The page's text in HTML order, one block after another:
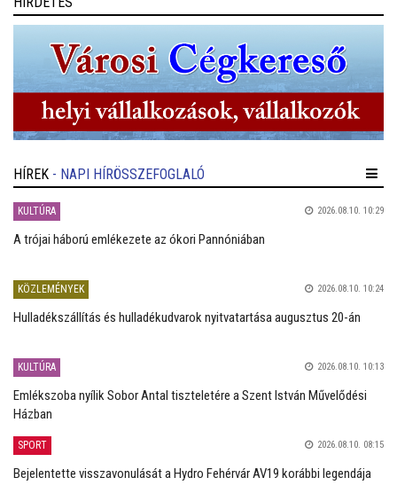
HÍREK - NAPI HÍRÖSSZEFOGLALÓ
KULTÚRA 2026.08.10. 10:29
A trójai háború emlékezete az ókori Pannóniában
KÖZLEMÉNYEK 2026.08.10. 10:24
Hulladékszállítás és hulladékudvarok nyitvatartása augusztus 20-án
KULTÚRA 2026.08.10. 10:13
Emlékszoba nyílik Sobor Antal tiszteletére a Szent István Művelődési
Házban
SPORT 2026.08.10. 08:15
Bejelentette visszavonulását a Hydro Fehérvár AV19 korábbi legendája